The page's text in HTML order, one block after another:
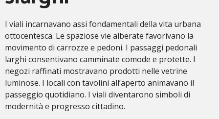
I viali incarnavano assi fondamentali della vita urbana
ottocentesca. Le spaziose vie alberate favorivano la
movimento di carrozze e pedoni. I passaggi pedonali
larghi consentivano camminate comode e protette. I
negozi raffinati mostravano prodotti nelle vetrine
luminose. I locali con tavolini all’aperto animavano il
passeggio quotidiano. I viali diventarono simboli di
modernità e progresso cittadino.